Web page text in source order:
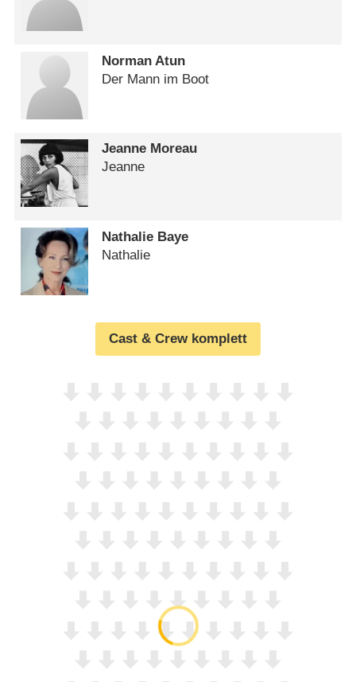
Norman Atun
Der Mann im Boot
Jeanne Moreau
Jeanne
Nathalie Baye
Nathalie
Cast & Crew komplett